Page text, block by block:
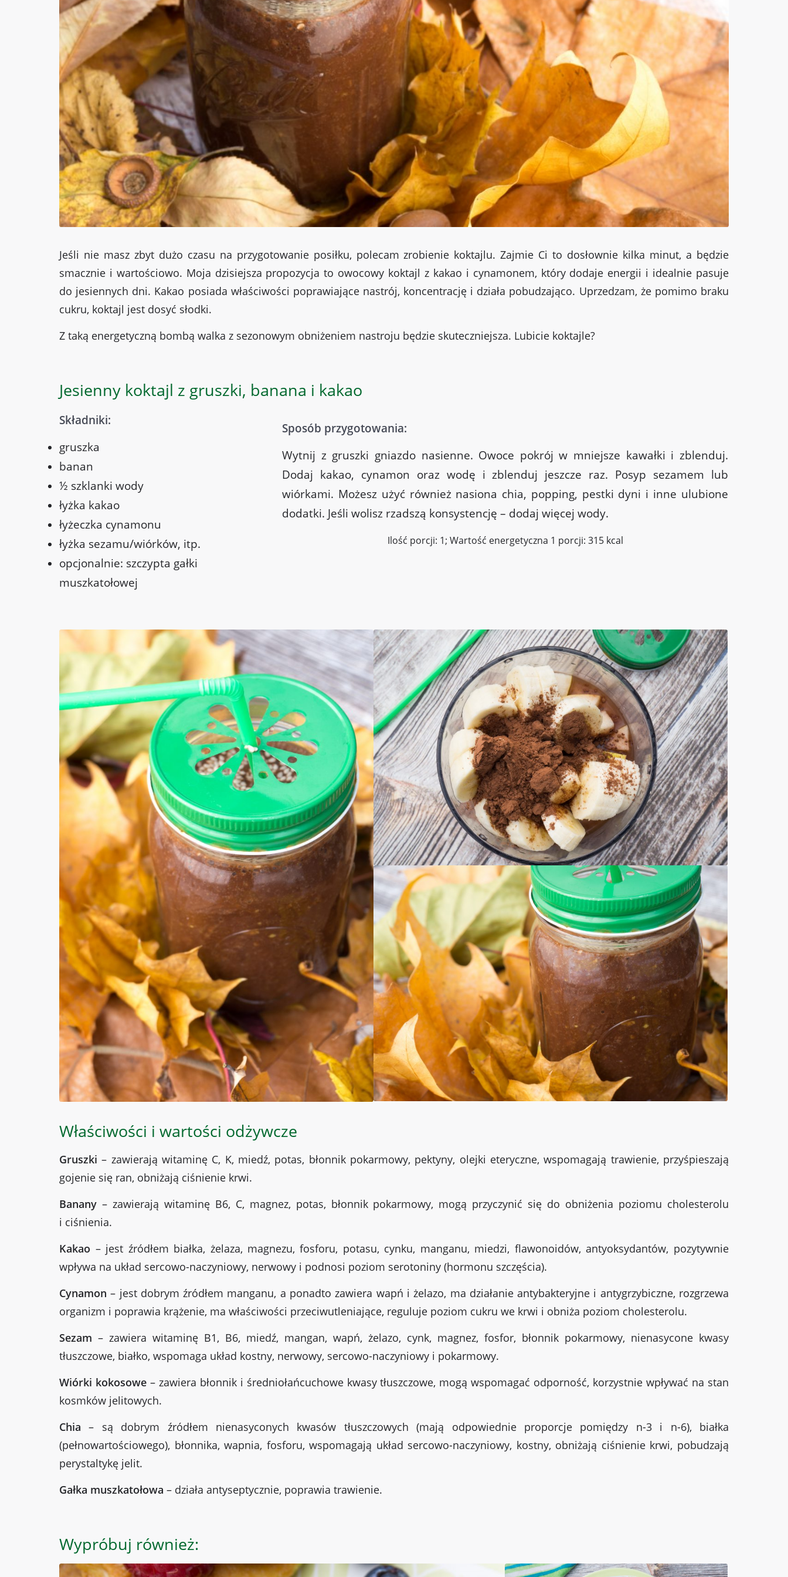
Jeśli nie masz zbyt dużo czasu na przygotowanie posiłku, polecam zrobienie koktajlu. Zajmie Ci to dosłownie kilka minut, a będzie
smacznie i wartościowo. Moja dzisiejsza propozycja to owocowy koktajl z kakao i cynamonem, który dodaje energii i idealnie pasuje
do jesiennych dni. Kakao posiada właściwości poprawiające nastrój, koncentrację i działa pobudzająco. Uprzedzam, że pomimo braku
cukru, koktajl jest dosyć słodki.
Z taką energetyczną bombą walka z sezonowym obniżeniem nastroju będzie skuteczniejsza. Lubicie koktajle?
Jesienny koktajl z gruszki, banana i kakao
Składniki:
gruszka
banan
½ szklanki wody
łyżka kakao
łyżeczka cynamonu
łyżka sezamu/wiórków, itp.
opcjonalnie: szczypta gałki
muszkatołowej
Sposób przygotowania:
Wytnij z gruszki gniazdo nasienne. Owoce pokrój w mniejsze kawałki i zblenduj.
Dodaj kakao, cynamon oraz wodę i zblenduj jeszcze raz. Posyp sezamem lub
wiórkami. Możesz użyć również nasiona chia, popping, pestki dyni i inne ulubione
dodatki. Jeśli wolisz rzadszą konsystencję – dodaj więcej wody.
Ilość porcji: 1; Wartość energetyczna 1 porcji: 315 kcal
Właściwości i wartości odżywcze
Gruszki – zawierają witaminę C, K, miedź, potas, błonnik pokarmowy, pektyny, olejki eteryczne, wspomagają trawienie, przyśpieszają
gojenie się ran, obniżają ciśnienie krwi.
Banany – zawierają witaminę B6, C, magnez, potas, błonnik pokarmowy, mogą przyczynić się do obniżenia poziomu cholesterolu
i ciśnienia.
Kakao – jest źródłem białka, żelaza, magnezu, fosforu, potasu, cynku, manganu, miedzi, flawonoidów, antyoksydantów, pozytywnie
wpływa na układ sercowo-naczyniowy, nerwowy i podnosi poziom serotoniny (hormonu szczęścia).
Cynamon – jest dobrym źródłem manganu, a ponadto zawiera wapń i żelazo, ma działanie antybakteryjne i antygrzybiczne, rozgrzewa
organizm i poprawia krążenie, ma właściwości przeciwutleniające, reguluje poziom cukru we krwi i obniża poziom cholesterolu.
Sezam – zawiera witaminę B1, B6, miedź, mangan, wapń, żelazo, cynk, magnez, fosfor, błonnik pokarmowy, nienasycone kwasy
tłuszczowe, białko, wspomaga układ kostny, nerwowy, sercowo-naczyniowy i pokarmowy.
Wiórki kokosowe – zawiera błonnik i średniołańcuchowe kwasy tłuszczowe, mogą wspomagać odporność, korzystnie wpływać na stan
kosmków jelitowych.
Chia – są dobrym źródłem nienasyconych kwasów tłuszczowych (mają odpowiednie proporcje pomiędzy n-3 i n-6), białka
(pełnowartościowego), błonnika, wapnia, fosforu, wspomagają układ sercowo-naczyniowy, kostny, obniżają ciśnienie krwi, pobudzają
perystaltykę jelit.
Gałka muszkatołowa – działa antyseptycznie, poprawia trawienie.
Wypróbuj również: